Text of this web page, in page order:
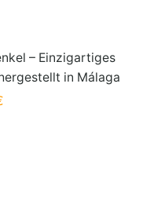
– Einzigartiges
in Málaga